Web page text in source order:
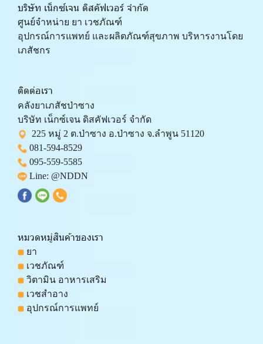
บริษัท เน็กซ์เจน ดิสคัฟเวอร์ จำกัด
ศูนย์จำหน่าย ยา เวชภัณฑ์
﻿อุปกรณ์การแพทย์ และผลิตภัณฑ์สุขภาพ บริหารงานโดย
เภสัชกร
ติดต่อเรา
คลังยาเภสัชป่าซาง
บริษัท เน็กซ์เจน ดิสคัฟเวอร์ จำกัด
225 หมู่ 2 ต.ป่าซาง อ.ป่าซาง จ.ลำพูน 51120
081-594-8529
095-559-5585
Line: @NDDN
หมวดหมู่สินค้าของเรา
ยา
เวชภัณฑ์
วิตามิน อาหารเสริม
เวชสำอาง
อุปกรณ์การแพทย์